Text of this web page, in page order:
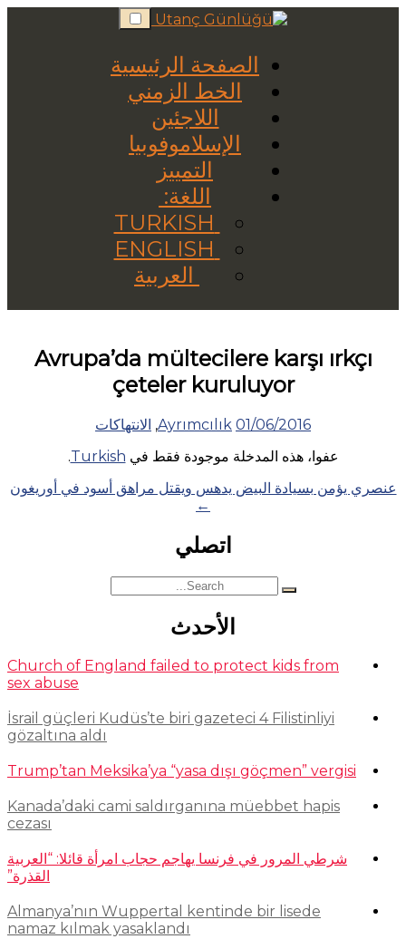
Skip
to
الصفحة الرئيسية
الخط الزمني
اللاجئين
الإسلاموفوبيا
التمييز
اللغة:
العربية
Avrupa’da mültecilere karşı ırkçı
çeteler kuruluyor
01/06/2016
Ayrımcılık
, الانتهاكات
عفوا، هذه المدخلة موجودة فقط في Turkish
.
Posts
عنصري يؤمن بسيادة البيض يدهس ويقتل مراهق أسود في أوريغون
←
اتصلي
Search
for:
الأحدث
Church of England failed to protect kids from
sex abuse
İsrail güçleri Kudüs’te biri gazeteci 4 Filistinliyi
gözaltına aldı
Trump’tan Meksika’ya “yasa dışı göçmen” vergisi
Kanada’daki cami saldırganına müebbet hapis
cezası
شرطي المرور في فرنسا يهاجم حجاب امرأة قائلا: “العربية
القذرة”
Almanya’nın Wuppertal kentinde bir lisede
namaz kılmak yasaklandı